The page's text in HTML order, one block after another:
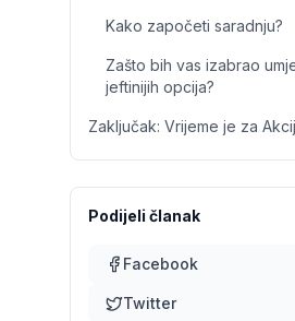
Kako započeti saradnju?
Zašto bih vas izabrao
jeftinijih opcija?
Zaključak: Vrijeme je za
Podijeli članak
Facebook
Twitter